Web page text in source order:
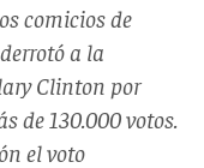
comicios de
a la
Clinton por
de 130.000 votos.
el voto